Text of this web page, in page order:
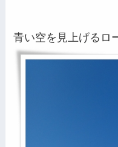
青い空を見上げるロ